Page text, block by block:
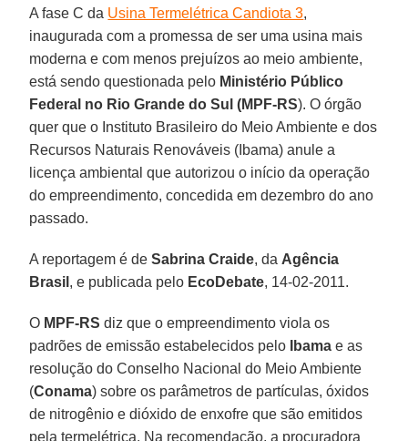
A fase C da Usina Termelétrica Candiota 3,
inaugurada com a promessa de ser uma usina mais
moderna e com menos prejuízos ao meio ambiente,
está sendo questionada pelo Ministério Público
Federal no Rio Grande do Sul (MPF-RS). O órgão
quer que o Instituto Brasileiro do Meio Ambiente e dos
Recursos Naturais Renováveis (Ibama) anule a
licença ambiental que autorizou o início da operação
do empreendimento, concedida em dezembro do ano
passado.
A reportagem é deSabrina Craide, da Agência
Brasil , e publicada pelo EcoDebate, 14-02-2011.
O MPF-RS diz que o empreendimento viola os
padrões de emissão estabelecidos pelo
Ibama e as
resolução do Conselho Nacional do Meio Ambiente
(Conama) sobre os parâmetros de partículas, óxidos
de nitrogênio e dióxido de enxofre que são emitidos
pela termelétrica. Na recomendação, a procuradora